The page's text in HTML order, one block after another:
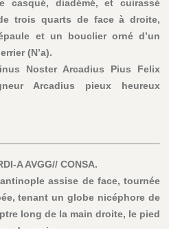
casqué, diadémé, et cuirassé
trois quarts de face à droite,
et un bouclier orné d’un
(N’a).
Noster Arcadius Pius Felix
Arcadius pieux heureux
A AVGG// CONSA.
assise de face, tournée
tenant un globe nicéphore de
long de la main droite, le pied